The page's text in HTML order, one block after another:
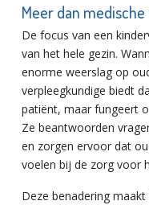
Meer dan
De focus van een
van het hele gezin.
enorme weerslag op
verpleegkundige biedt
patiënt, maar fungeert
Ze beantwoorden
en zorgen ervoor dat
voelen bij de zorg voor
Deze benadering